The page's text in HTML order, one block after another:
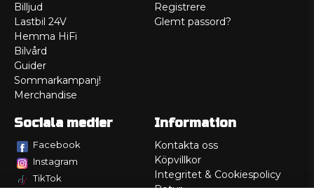
Billjud
Lastbil 24V
Hemma HiFi
Bilvård
Guider
Sommarkampanj!
Merchandise
Registrere
Glemt passord?
Sociala medier
Facebook
Instagram
TikTok
Information
Kontakta oss
Köpvillkor
Integritet & Cookiespolicy
Retur